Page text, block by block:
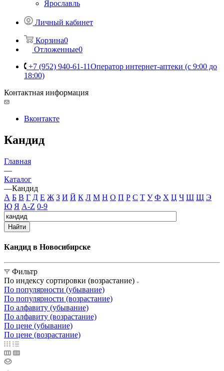
Ярославль
Личный кабинет
Корзина0
Отложенные0
+7 (952) 940-61-11Оператор интернет-аптеки (с 9:00 до
18:00)
Контактная информация
Вконтакте
Кандид
Главная
—
Каталог
—Кандид
А Б В Г Д Е Ж З И Й К Л М Н О П Р С Т У Ф Х Ц Ч Ш Щ Э
Ю Я A-Z 0-9
Найти
Кандид в Новосибирске
Фильтр
По индексу сортировки (возрастание)
По популярности (убывание)
По популярности (возрастание)
По алфавиту (убывание)
По алфавиту (возрастание)
По цене (убывание)
По цене (возрастание)